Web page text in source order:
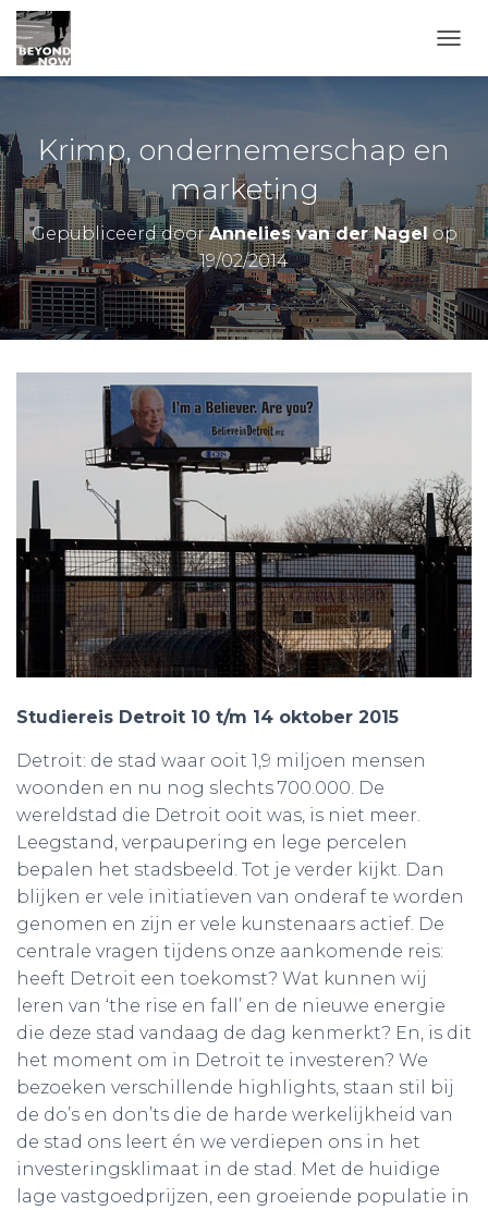
Krimp, ondernemerschap en
marketing
Gepubliceerd doorAnnelies van der Nagelop
19/02/2014
Studiereis Detroit 10 t/m 14 oktober 2015
Detroit: de stad waar ooit 1,9 miljoen mensen
woonden en nu nog slechts 700.000. De
wereldstad die Detroit ooit was, is niet meer.
Leegstand, verpaupering en lege percelen
bepalen het stadsbeeld. Tot je verder kijkt. Dan
blijken er vele initiatieven van onderaf te worden
genomen en zijn er vele kunstenaars actief. De
centrale vragen tijdens onze aankomende reis:
heeft Detroit een toekomst? Wat kunnen wij
leren van ‘the rise en fall’ en de nieuwe energie
die deze stad vandaag de dag kenmerkt? En, is dit
het moment om in Detroit te investeren? We
bezoeken verschillende highlights, staan stil bij
de do’s en don’ts die de harde werkelijkheid van
de stad ons leert én we verdiepen ons in het
investeringsklimaat in de stad. Met de huidige
lage vastgoedprijzen, een groeiende populatie in